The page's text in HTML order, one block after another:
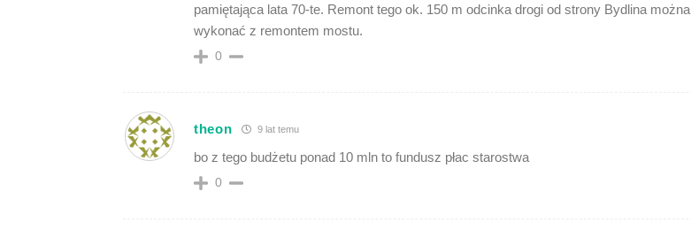
pamiętająca lata 70-te. Remont tego ok. 150 m odcinka drogi od strony Bydlina można
wykonać z remontem mostu.
0
theon 9 lat temu
bo z tego budżetu ponad 10 mln to fundusz płac starostwa
0